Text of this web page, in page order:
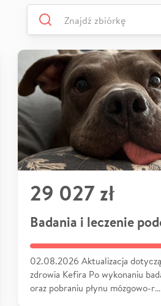
29 027 zł
02.08.2026 Aktualizacja
zdrowia Kefira Po wykonaniu
oraz pobraniu płynu mózgowo-r…